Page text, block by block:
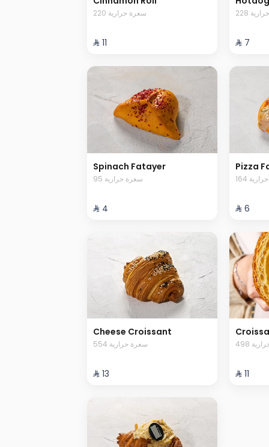
220 سعرة حرارية
⁨⁦‪‬ 11⁩
حرارية
⁨⁦‪‬ 7⁩
Spinach Fatayer
95 سعرة حرارية
⁨⁦‪‬ 4⁩
Pizza
حرارية
⁨⁦‪‬ 6⁩
Cheese Croissant
554 سعرة حرارية
⁨⁦‪‬ 13⁩ ⁨⁦‪‬ 11⁩